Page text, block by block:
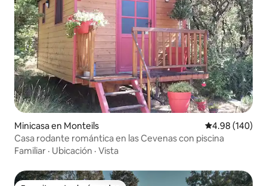
Minicasa en Monteils Calificación
4.98 (140)
Casa rodante romántica en las Cevenas con piscina
Familiar · Ubicación · Vista